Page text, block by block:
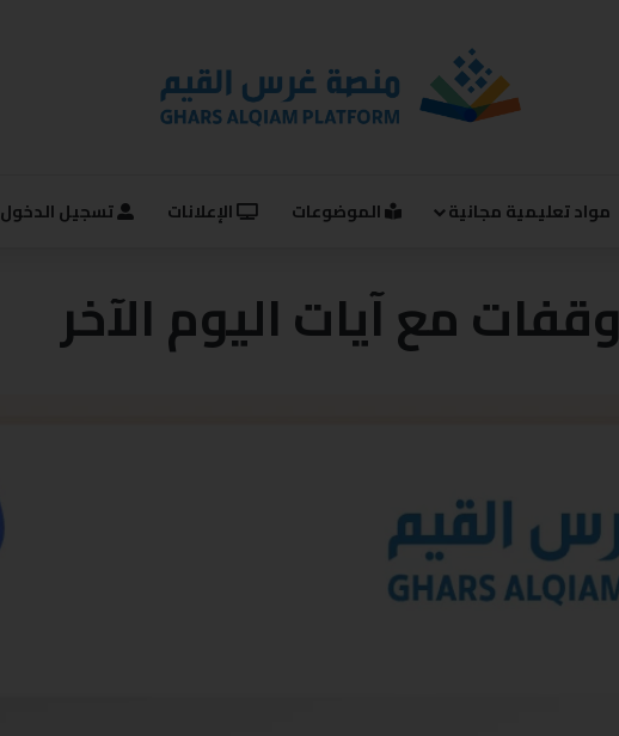
مواد تعليمية مجانية الموضوعات الإعلانات تسجيل الدخول
وقفات مع آيات اليوم الآخر